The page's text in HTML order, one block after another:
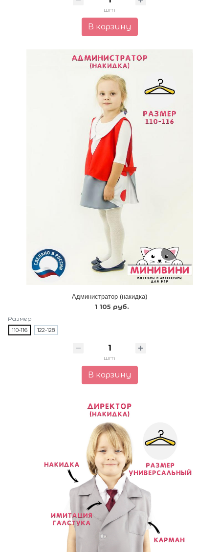
шт
В корзину
Администратор (накидка)
1 105 руб.
Размер
110-116 122-128
шт
В корзину